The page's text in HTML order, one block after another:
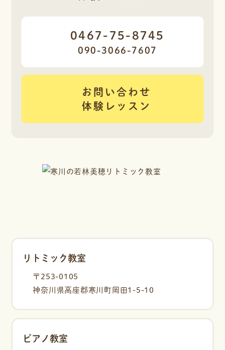
0467-75-8745
090-3066-7607
お問い合わせ
体験レッスン
リトミック教室
〒253-0105
神奈川県高座郡寒川町岡田1-5-10
ピアノ教室